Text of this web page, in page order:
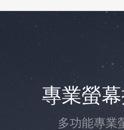
專業螢
多功能專業